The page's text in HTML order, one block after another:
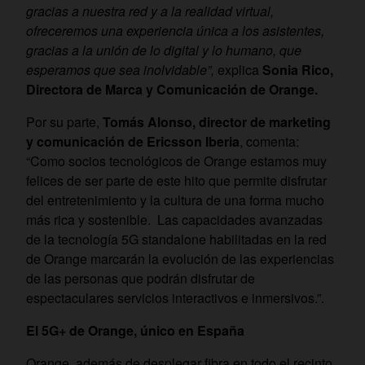
gracias a nuestra red y a la realidad virtual,
ofreceremos una experiencia única a los asistentes,
gracias a la unión de lo digital y lo humano, que
esperamos que sea inolvidable”, explica Sonia Rico,
Directora de Marca y Comunicación de Orange.
Por su parte, Tomás Alonso, director de marketing
y comunicación de Ericsson Iberia, comenta:
“Como socios tecnológicos de Orange estamos muy
felices de ser parte de este hito que permite disfrutar
del entretenimiento y la cultura de una forma mucho
más rica y sostenible. Las capacidades avanzadas
de la tecnología 5G standalone habilitadas en la red
de Orange marcarán la evolución de las experiencias
de las personas que podrán disfrutar de
espectaculares servicios interactivos e inmersivos.”.
El 5G+ de Orange, único en España